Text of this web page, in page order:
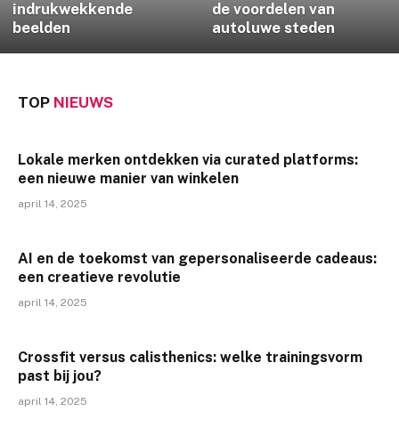
indrukwekkende
beelden
de voordelen van
autoluwe steden
TOP NIEUWS
Lokale merken ontdekken via curated platforms:
een nieuwe manier van winkelen
april 14, 2025
AI en de toekomst van gepersonaliseerde cadeaus:
een creatieve revolutie
april 14, 2025
Crossfit versus calisthenics: welke trainingsvorm
past bij jou?
april 14, 2025